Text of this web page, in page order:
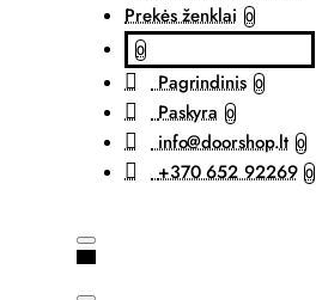
Prekės ženklai 0
0
Pagrindinis 0
Paskyra 0
info@doorshop.lt 0
+370 652 92269 0